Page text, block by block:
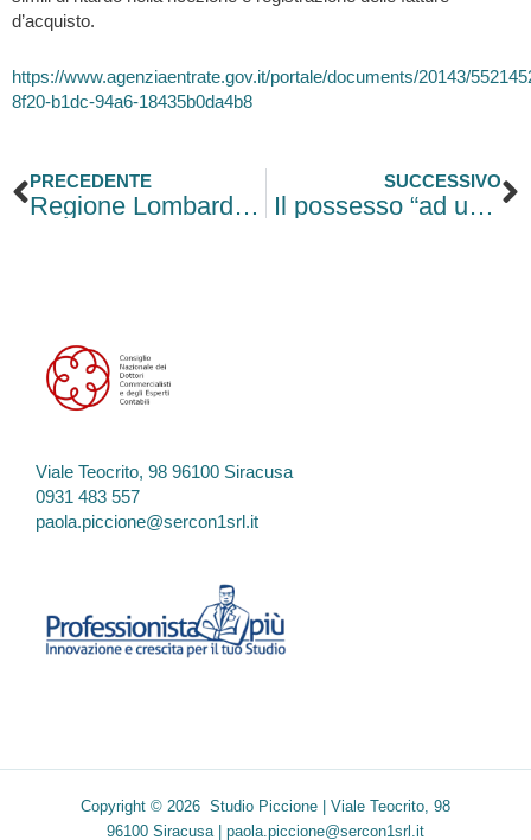
d’acquisto.
https://www.agenziaentrate.gov.it/portale/documents/20143/
8f20-b1dc-94a6-18435b0da4b8
Precedente
PRECEDENTE
Regione Lombardia stanzia 34 milioni di euro per il rafforzamento delle filiere produttive e degli ecosistemi industriali
SUCCESSIVO
Il possesso “ad usucapionem”
Viale Teocrito, 98 96100 Siracusa
0931 483 557
paola.piccione@sercon1srl.it
Copyright © 2026 Studio Piccione | Viale Teocrito, 98
96100 Siracusa | paola.piccione@sercon1srl.it